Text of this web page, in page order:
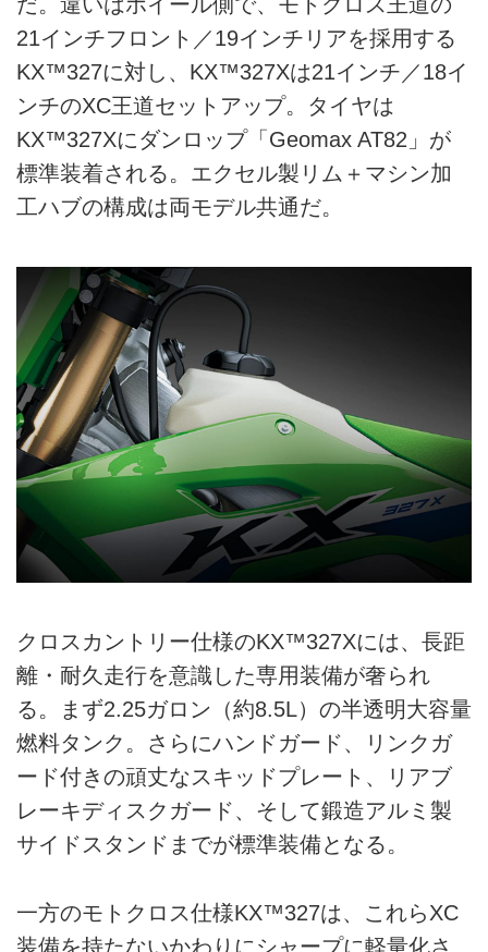
21インチフロント／19インチリアを採用する
KX™327に対し、KX™327Xは21インチ／18イ
ンチのXC王道セットアップ。タイヤは
KX™327Xにダンロップ「Geomax AT82」が
標準装着される。エクセル製リム＋マシン加
工ハブの構成は両モデル共通だ。
クロスカントリー仕様のKX™327Xには、長距
離・耐久走行を意識した専用装備が奢られ
る。まず2.25ガロン（約8.5L）の半透明大容量
燃料タンク。さらにハンドガード、リンクガ
ード付きの頑丈なスキッドプレート、リアブ
レーキディスクガード、そして鍛造アルミ製
サイドスタンドまでが標準装備となる。
一方のモトクロス仕様KX™327は、これらXC
装備を持たないかわりにシャープに軽量化さ